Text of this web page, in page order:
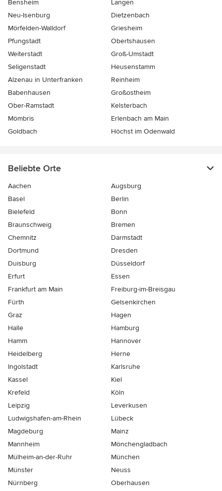
Bensheim
Langen
Neu-Isenburg
Dietzenbach
Mörfelden-Walldorf
Griesheim
Pfungstadt
Obertshausen
Weiterstadt
Groß-Umstadt
Seligenstadt
Heusenstamm
Alzenau in Unterfranken
Reinheim
Babenhausen
Großostheim
Ober-Ramstadt
Kelsterbach
Mömbris
Erlenbach am Main
Goldbach
Höchst im Odenwald
Beliebte Orte
Aachen
Augsburg
Basel
Berlin
Bielefeld
Bonn
Braunschweig
Bremen
Chemnitz
Darmstadt
Dortmund
Dresden
Duisburg
Düsseldorf
Erfurt
Essen
Frankfurt am Main
Freiburg-im-Breisgau
Fürth
Gelsenkirchen
Graz
Hagen
Halle
Hamburg
Hamm
Hannover
Heidelberg
Herne
Ingolstadt
Karlsruhe
Kassel
Kiel
Krefeld
Köln
Leipzig
Leverkusen
Ludwigshafen-am-Rhein
Lübeck
Magdeburg
Mainz
Mannheim
Mönchen­gladbach
Mülheim-an-der-Ruhr
München
Münster
Neuss
Nürnberg
Oberhausen